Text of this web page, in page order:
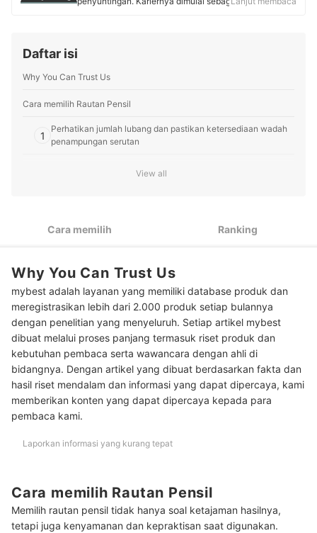
rekomendasi yang dibagikan Noni untuk membantu
Profil Noni Rosliyani
Daftar isi
Why You Can Trust Us
Cara memilih Rautan Pensil
1
Perhatikan jumlah lubang dan pastikan ketersediaan wadah
penampungan serutan
pertimbangkan rautan pensil putar
Baca juga rekomendasi pensil lainnya di sini
View all
Cara memilih Ranking
Why You Can Trust Us
mybest adalah layanan yang memiliki database produk dan
meregistrasikan lebih dari 2.000 produk setiap bulannya
dengan penelitian yang menyeluruh. Setiap artikel mybest
dibuat melalui proses panjang termasuk riset produk dan
kebutuhan pembaca serta wawancara dengan ahli di
bidangnya. Dengan artikel yang dibuat berdasarkan fakta dan
hasil riset mendalam dan informasi yang dapat dipercaya, kami
memberikan konten yang dapat dipercaya kepada para
pembaca kami.
Laporkan informasi yang kurang tepat
Cara memilih Rautan Pensil
Memilih rautan pensil tidak hanya soal ketajaman hasilnya,
tetapi juga kenyamanan dan kepraktisan saat digunakan.